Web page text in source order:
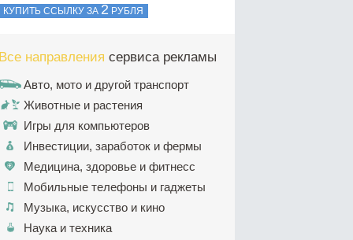
КУПИТЬ ССЫЛКУ ЗА 2 РУБЛЯ
направления сервиса рекламы
Авто, мото и другой транспорт
Животные и растения
Игры для компьютеров
Инвестиции, заработок и фермы
Медицина, здоровье и фитнесс
Мобильные телефоны и гаджеты
Музыка, искусство и кино
Наука и техника